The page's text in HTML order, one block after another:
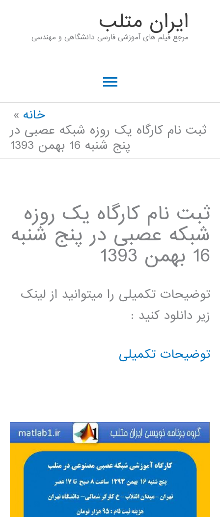
ايران متلب
مرجع فیلم های آموزشی فارسی دانشگاهی و مهندسی
فهرست
خانه
ثبت نام کارگاه یک روزه شبکه عصبی در
پنج شنبه 16 بهمن 1393
ثبت نام کارگاه یک روزه
شبکه عصبی در پنج شنبه
16 بهمن 1393
توضیحات تکمیلی را میتوانید از لینک
زیر دانلود کنید :
توضیحات تکمیلی